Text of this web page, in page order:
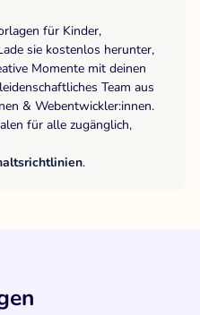
für Kinder,
sie kostenlos herunter,
Momente mit deinen
Team aus
& Webentwickler:innen.
für alle zugänglich,
.